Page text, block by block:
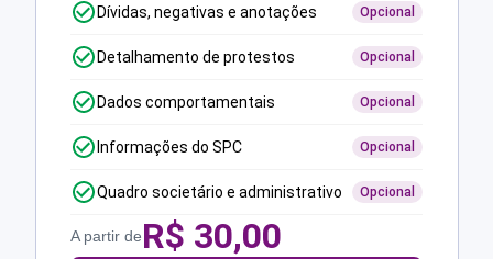
Dívidas, negativas e anotações Opcional
Detalhamento de protestos Opcional
Dados comportamentais Opcional
Informações do SPC Opcional
Quadro societário e administrativo Opcional
A partir deR$ 30,00